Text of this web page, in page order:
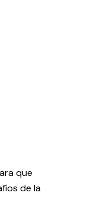
que
de la